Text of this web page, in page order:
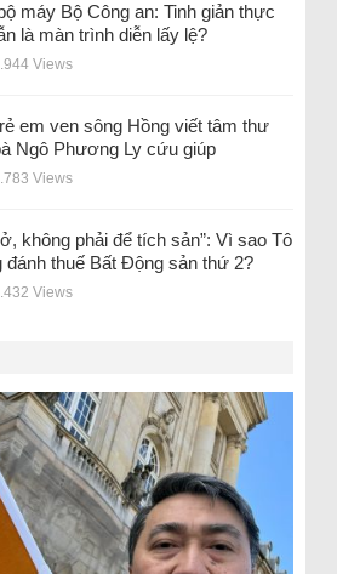
máy Bộ Công an: Tinh giản thực
là màn trình diễn lấy lệ?
Views
em ven sông Hồng viết tâm thư
Ngô Phương Ly cứu giúp
Views
không phải để tích sản”: Vì sao Tô
đánh thuế Bất Động sản thứ 2?
Views